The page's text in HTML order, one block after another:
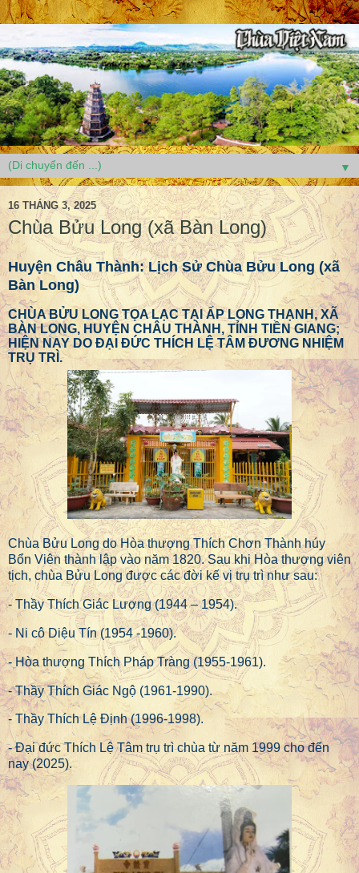
▼
16 THÁNG 3, 2025
Chùa Bửu Long (xã Bàn Long)
Huyện Châu Thành: Lịch Sử Chùa Bửu Long (xã
Bàn Long)
CHÙA BỬU LONG TỌA LẠC TẠI ẤP LONG THẠNH, XÃ
BÀN LONG, HUYỆN CHÂU THÀNH, TỈNH TIỀN GIANG;
HIỆN NAY DO ĐẠI ĐỨC THÍCH LỆ TÂM ĐƯƠNG NHIỆM
TRỤ TRÌ.
Chùa Bửu Long do Hòa thượng Thích Chơn Thành húy
Bổn Viên thành lập vào năm 1820. Sau khi Hòa thượng viên
tịch, chùa Bửu Long được các đời kế vị trụ trì như sau:
- Thầy Thích Giác Lượng (1944 – 1954).
- Ni cô Diệu Tín (1954 -1960).
- Hòa thượng Thích Pháp Tràng (1955-1961).
- Thầy Thích Giác Ngộ (1961-1990).
- Thầy Thích Lệ Định (1996-1998).
- Đại đức Thích Lệ Tâm trụ trì chùa từ năm 1999 cho đến
nay (2025).